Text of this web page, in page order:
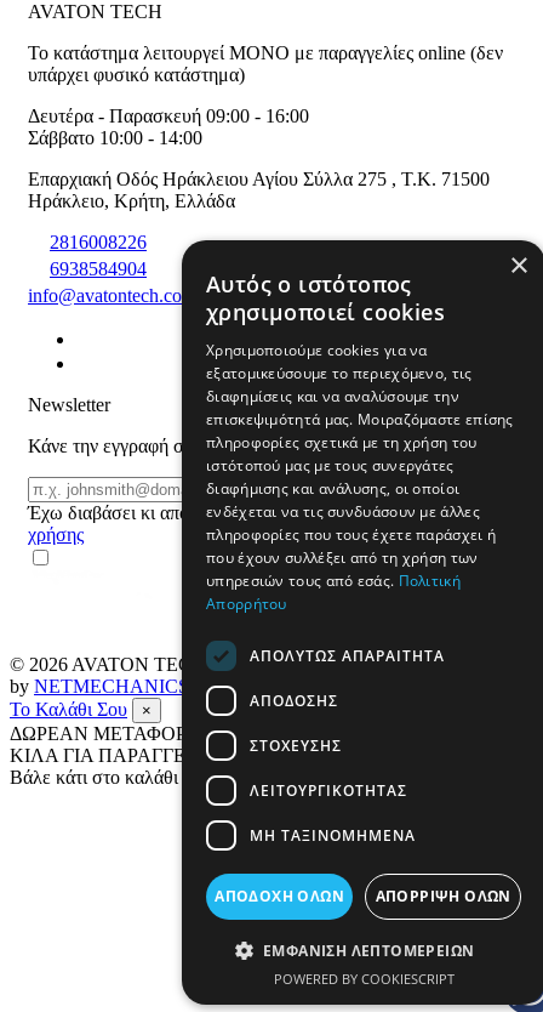
AVATON TECH
Το κατάστημα λειτουργεί ΜΟΝΟ με παραγγελίες online (δεν
υπάρχει φυσικό κατάστημα)
Δευτέρα - Παρασκευή 09:00 - 16:00
Σάββατο 10:00 - 14:00
Επαρχιακή Οδός Ηράκλειου Αγίου Σύλλα 275 , T.K. 71500
Ηράκλειο, Κρήτη, Ελλάδα
2816008226
6938584904
info@avatontech.com
Newsletter
Κάνε την εγγραφή σου και μάθε για προϊόντα και προσφορές
Email
ΕΓΓΡΑΦΗ
Έχω διαβάσει κι αποδέχομαι τουςόρους
χρήσης
© 2026 AVATON TECH All rights reserved Designed & developed
by NETMECHANICS
Το Καλάθι Σου
×
ΔΩΡΕΑΝ ΜΕΤΑΦΟΡΙΚΑ ΣΕ ΟΛΗ ΤΗΝ ΕΛΛΑΔΑ ΕΩΣ 4
ΚΙΛΑ ΓΙΑ ΠΑΡΑΓΓΕΛΙΕΣ ΑΝΩ ΤΩΝ 69€
Βάλε κάτι στο καλάθι σου
×
Αυτός ο ιστότοπος
χρησιμοποιεί cookies
Χρησιμοποιούμε cookies για να
εξατομικεύσουμε το περιεχόμενο, τις
διαφημίσεις και να αναλύσουμε την
επισκεψιμότητά μας. Μοιραζόμαστε επίσης
πληροφορίες σχετικά με τη χρήση του
ιστότοπού μας με τους συνεργάτες
διαφήμισης και ανάλυσης, οι οποίοι
ενδέχεται να τις συνδυάσουν με άλλες
πληροφορίες που τους έχετε παράσχει ή
που έχουν συλλέξει από τη χρήση των
υπηρεσιών τους από εσάς. Πολιτική
Απορρήτου
ΑΠΟΛΎΤΩΣ ΑΠΑΡΑΊΤΗΤΑ
ΑΠΌΔΟΣΗΣ
ΣΤΌΧΕΥΣΗΣ
ΛΕΙΤΟΥΡΓΙΚΌΤΗΤΑΣ
ΜΗ ΤΑΞΙΝΟΜΗΜΈΝΑ
ΑΠΟΔΟΧΉ ΌΛΩΝ ΑΠΌΡΡΙΨΗ ΌΛΩΝ
ΕΜΦΆΝΙΣΗ ΛΕΠΤΟΜΕΡΕΙΏΝ
POWERED BY COOKIESCRIPT